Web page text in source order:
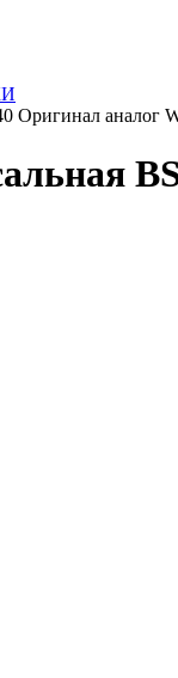
Оригинал аналог